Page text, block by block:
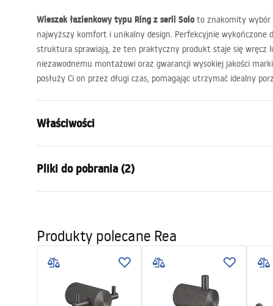
Wieszak łazienkowy typu Ring z serii Soloto znakomity wybór
najwyższy komfort i unikalny design. Perfekcyjnie wykończone
struktura sprawiają, że ten praktyczny produkt staje się wręcz
niezawodnemu montażowi oraz gwarancji wysokiej jakości marki
posłuży Ci on przez długi czas, pomagając utrzymać idealny
Właściwości
Materiał:
Sposób montażu:
Wysokość (mm):
Gwarancja
Pliki do pobrania (2)
Warranty_Terms_and_Conditions_
Accessories_-_24.pdf
Produkty polecane Rea